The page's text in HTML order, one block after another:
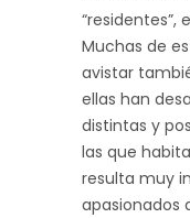
“residentes”,
Muchas de
avistar
ellas han
distintas y
las que
resulta muy
apasionados